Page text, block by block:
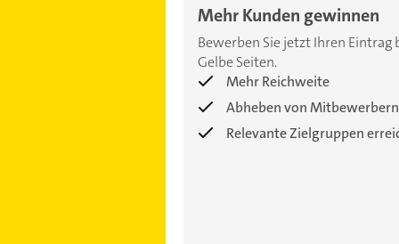
Mehr Kunden gewinnen
Bewerben Sie jetzt Ihren Eintrag
Gelbe Seiten.
Mehr Reichweite
Abheben von Mitbewerbern
Relevante Zielgruppen